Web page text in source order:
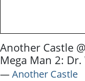
Another Castle
Mega Man 2: Dr.
―Another Castle